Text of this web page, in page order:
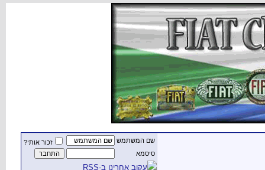
שם המשתמש
זכור אותי?
סיסמא
עקוב אחרינו ב-RSS